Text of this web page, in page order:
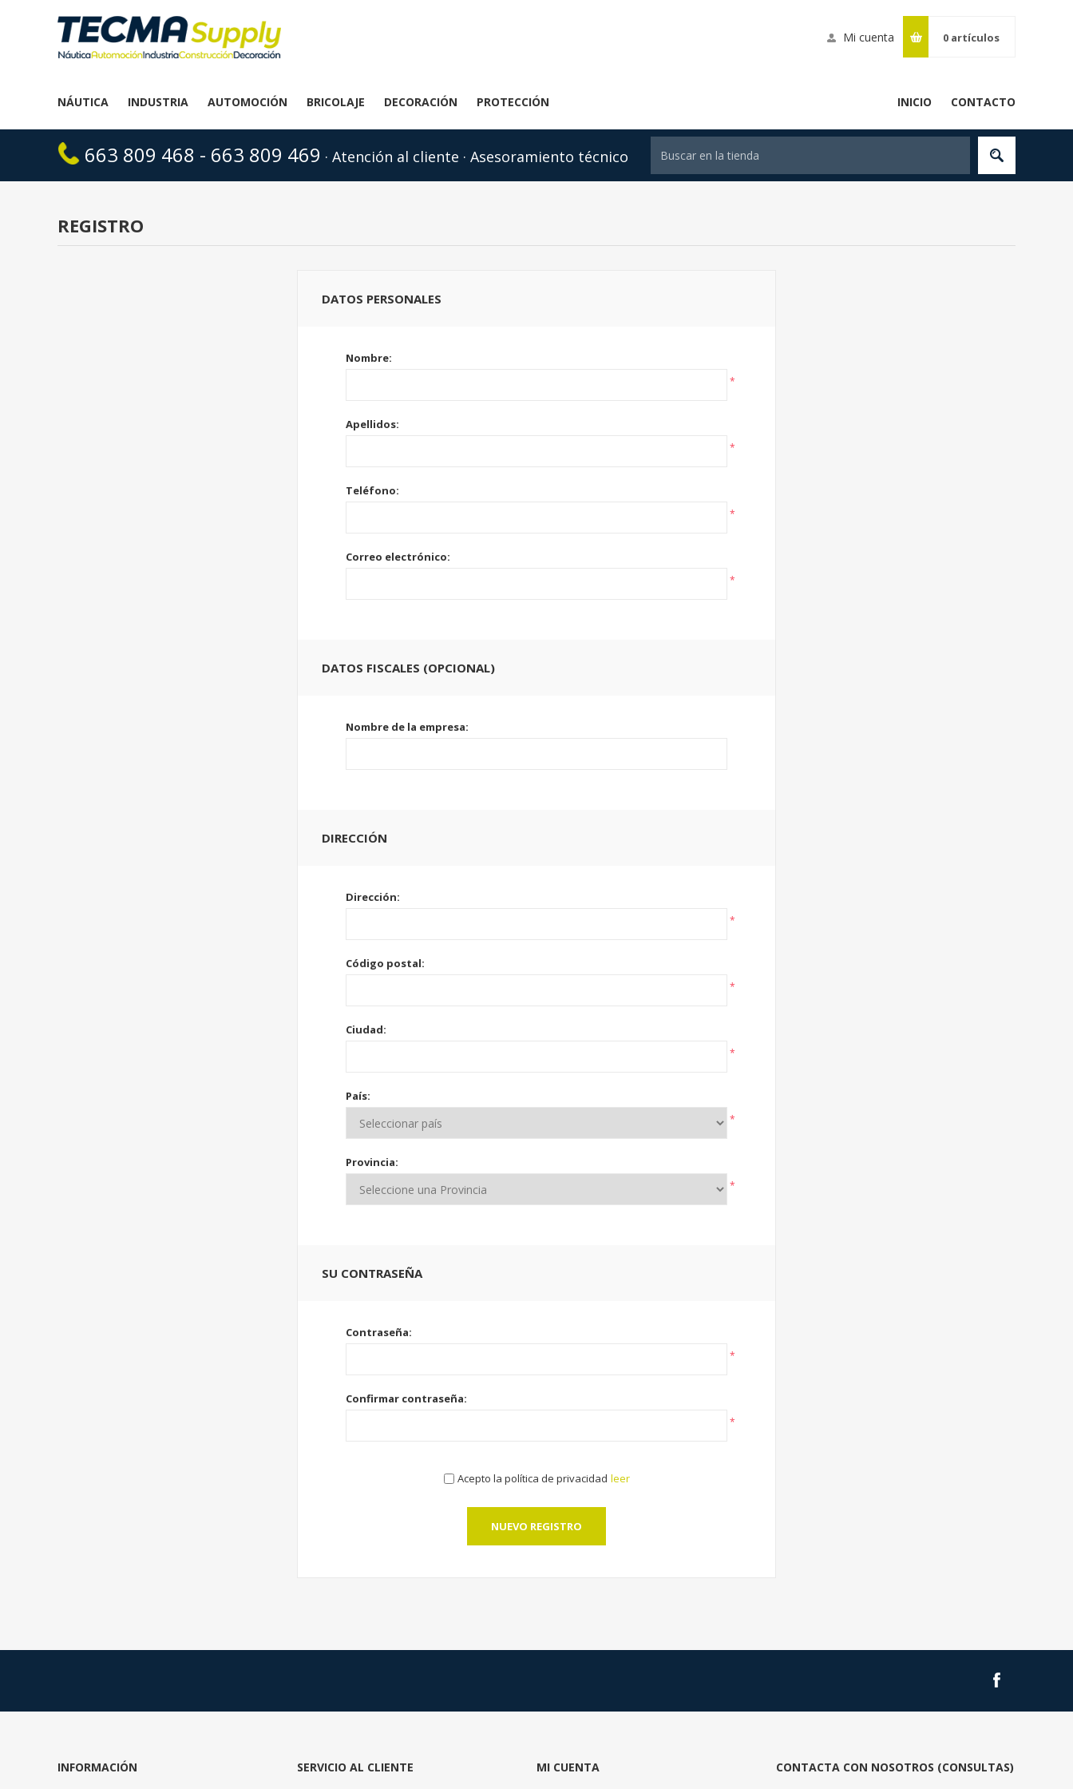
Mi cuenta 0 artículos
NÁUTICA INDUSTRIA AUTOMOCIÓN BRICOLAJE DECORACIÓN PROTECCIÓN INICIO CONTACTO
663 809 468 - 663 809 469 · Atención al cliente · Asesoramiento técnico
REGISTRO
DATOS PERSONALES
Nombre:
*
Apellidos:
*
Teléfono:
*
Correo electrónico:
*
DATOS FISCALES (OPCIONAL)
Nombre de la empresa:
DIRECCIÓN
Dirección:
*
Código postal:
*
Ciudad:
*
País:
*
Provincia:
*
SU CONTRASEÑA
Contraseña:
*
Confirmar contraseña:
*
Acepto la política de privacidad leer
NUEVO REGISTRO
INFORMACIÓN SERVICIO AL CLIENTE MI CUENTA CONTACTA CON NOSOTROS (CONSULTAS)